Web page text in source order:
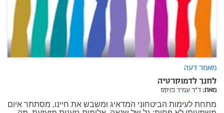
מאמר דעה
לחנך לדמוקרטיה
מאת:ד"ר עמיר פוקס
מתחת לעימות הביטחוני המדאיג ומשבש את חיינו, מסתתר איום